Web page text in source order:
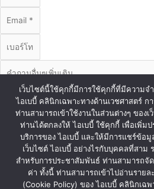
ส่งข้อมูล
© Copyright iBaby 2020. All Right
เว็บไซต์นี้ใช้คุกกี้มีการใช้คุกกี้ที่มีความจ
ไอเบบี้ คลินิกเฉพาะทางด้านเวชศาสตร์
ท่านสามารถเข้าใช้งานในส่วนต่างๆ ของ
ท่านได้ตกลงให้ ไอเบบี้ ใช้คุกกี้ เพื่อเพิ่ม
บริการของ ไอเบบี้ และให้มีการแชร์ข้อมู
เว็บไซต์ ไอเบบี้ อย่างไรกับบุคคลที่สาม
สำหรับการประชาสัมพันธ์ ท่านสามารถจั
ค่า ทั้งนี้ ท่านสามารถเข้าไปอ่านรายล
(Cookie Policy) ของ ไอเบบี้ คลินิกเฉ